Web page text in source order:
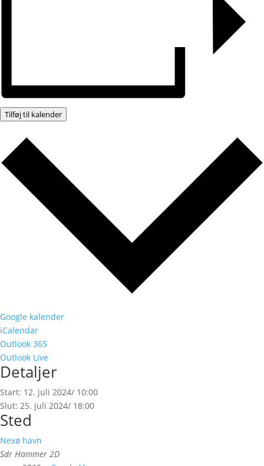
Tilføj til kalender
Google kalender
iCalendar
Outlook 365
Outlook Live
Detaljer
Start: 12. juli 2024/ 10:00
Slut: 25. juli 2024/ 18:00
Sted
Nexø havn
Sdr Hammer 2D